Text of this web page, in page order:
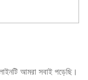
আমরা সবাই পড়েছি।